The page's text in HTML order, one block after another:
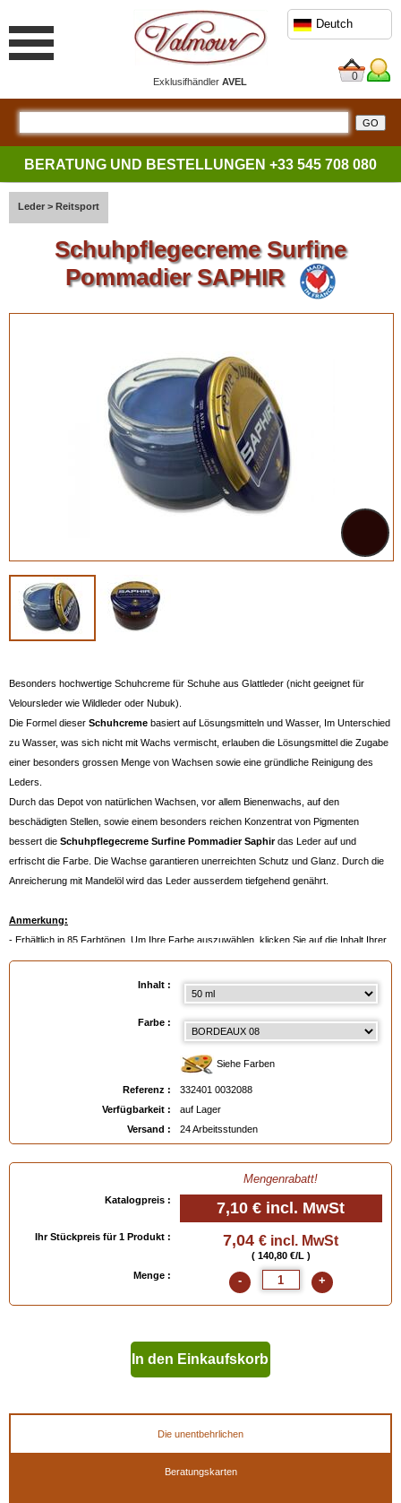
ExklusifhändlerAVEL
Deutch
0
BERATUNG UND BESTELLUNGEN +33 545 708 080
Leder > Reitsport
Schuhpflegecreme Surfine
Pommadier SAPHIR
Besonders hochwertige Schuhcreme für Schuhe aus Glattleder (nicht geeignet für
Veloursleder wie Wildleder oder Nubuk).
Die Formel dieser Schuhcreme basiert auf Lösungsmitteln und Wasser, Im Unterschied
zu Wasser, was sich nicht mit Wachs vermischt, erlauben die Lösungsmittel die Zugabe
einer besonders grossen Menge von Wachsen sowie eine gründliche Reinigung des
Leders.
Durch das Depot von natürlichen Wachsen, vor allem Bienenwachs, auf den
beschädigten Stellen, sowie einem besonders reichen Konzentrat von Pigmenten
bessert die Schuhpflegecreme Surfine Pommadier Saphirdas Leder auf und
erfrischt die Farbe. Die Wachse garantieren unerreichten Schutz und Glanz. Durch die
Anreicherung mit Mandelöl wird das Leder ausserdem tiefgehend genährt.
Anmerkung:
- Erhältlich in 85 Farbtönen. Um Ihre Farbe auszuwählen, klicken Sie auf die Inhalt Ihrer
Wahl und dann auf die Farbpalette
ein Farbmuster bestellen
: 50 ml, 500 ml, 500 ml auf Bestellung
Inhalt :
Farbe :
Siehe Farben
Referenz :
332401 0032088
Verfügbarkeit :
auf Lager
Versand :
24 Arbeitsstunden
Mengenrabatt!
Katalogpreis : 7,10 € incl. MwSt
Ihr Stückpreis für 1 Produkt : 7,04 € incl. MwSt
( 140,80 €/L )
Menge :
- +
In den Einkaufskorb
Die unentbehrlichen
Beratungskarten